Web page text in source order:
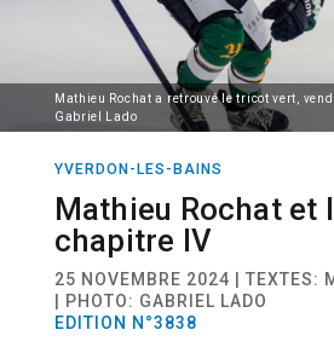
Mathieu Rochat a retrouvé le tricot vert,
Gabriel Lado
YVERDON-LES-BAINS
Mathieu Rochat et
chapitre IV
25 NOVEMBRE 2024 | TEXTES:
| PHOTO: GABRIEL LADO
EDITION N°3838